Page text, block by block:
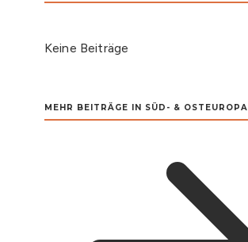
Keine Beiträge
MEHR BEITRÄGE IN SÜD- & OSTEUROPA